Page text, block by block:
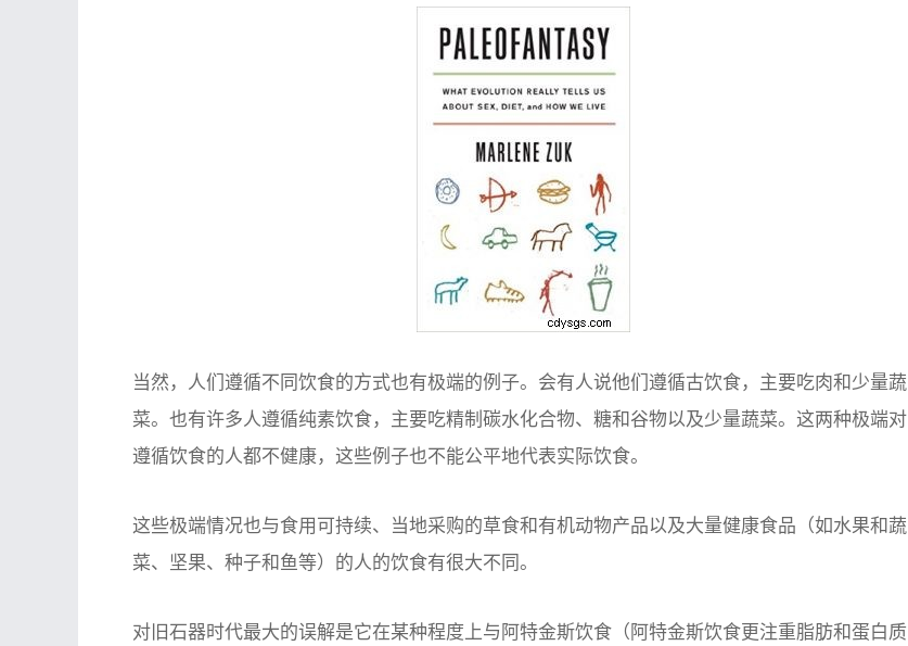
当然，人们遵循不同饮食的方式也有极端的例子。会有人说他们遵循古饮食，主要吃肉和少量蔬
菜。也有许多人遵循纯素饮食，主要吃精制碳水化合物、糖和谷物以及少量蔬菜。这两种极端对
遵循饮食的人都不健康，这些例子也不能公平地代表实际饮食。
这些极端情况也与食用可持续、当地采购的草食和有机动物产品以及大量健康食品（如水果和蔬
菜、坚果、种子和鱼等）的人的饮食有很大不同。
对旧石器时代最大的误解是它在某种程度上与阿特金斯饮食（阿特金斯饮食更注重脂肪和蛋白质